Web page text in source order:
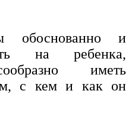
обоснованно и
на ребенка,
иметь
с кем и как он